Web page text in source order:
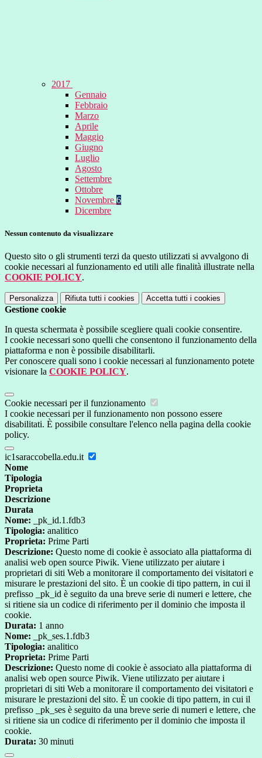
2017
Gennaio
Febbraio
Marzo
Aprile
Maggio
Giugno
Luglio
Agosto
Settembre
Ottobre
Novembre 6
Dicembre
Nessun contenuto da visualizzare
Questo sito o gli strumenti terzi da questo utilizzati si avvalgono di
cookie necessari al funzionamento ed utili alle finalità illustrate nella
COOKIE POLICY.
Personalizza Rifiuta tutti i cookies Accetta tutti i cookies
Gestione cookie
In questa schermata è possibile scegliere quali cookie consentire.
I cookie necessari sono quelli che consentono il funzionamento della
piattaforma e non è possibile disabilitarli.
Per conoscere quali sono i cookie necessari al funzionamento potete
visionare la COOKIE POLICY.
Cookie necessari per il funzionamento
I cookie necessari per il funzionamento non possono essere
disabilitati. È possibile consultare l'elenco nella pagina della cookie
policy.
ic1saraccobella.edu.it
Nome
Tipologia
Proprieta
Descrizione
Durata
Nome: _pk_id.1.fdb3
Tipologia: analitico
Proprieta: Prime Parti
Descrizione: Questo nome di cookie è associato alla piattaforma di
analisi web open source Piwik. Viene utilizzato per aiutare i
proprietari di siti Web a monitorare il comportamento dei visitatori e
misurare le prestazioni del sito. È un cookie di tipo pattern, in cui il
prefisso _pk_id è seguito da una breve serie di numeri e lettere, che
si ritiene sia un codice di riferimento per il dominio che imposta il
cookie.
Durata: 1 anno
Nome: _pk_ses.1.fdb3
Tipologia: analitico
Proprieta: Prime Parti
Descrizione: Questo nome di cookie è associato alla piattaforma di
analisi web open source Piwik. Viene utilizzato per aiutare i
proprietari di siti Web a monitorare il comportamento dei visitatori e
misurare le prestazioni del sito. È un cookie di tipo pattern, in cui il
prefisso _pk_ses è seguito da una breve serie di numeri e lettere, che
si ritiene sia un codice di riferimento per il dominio che imposta il
cookie.
Durata: 30 minuti